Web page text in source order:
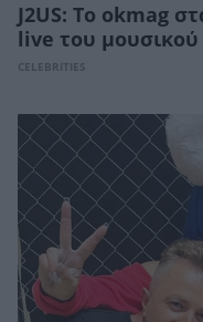
J2US: Το okmag
live του
CELEBRITIES